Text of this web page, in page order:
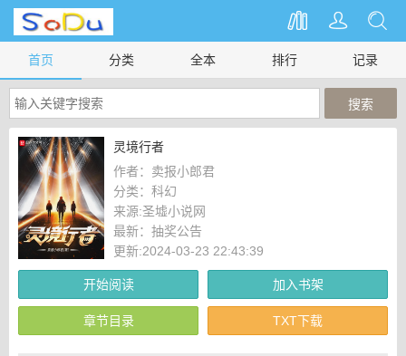
首页 分类 全本 排行 记录
灵境行者
作者： 卖报小郎君
分类： 科幻
来源:圣墟小说网
最新： 抽奖公告
更新:2024-03-23 22:43:39
开始阅读 加入书架
章节目录 TXT下载